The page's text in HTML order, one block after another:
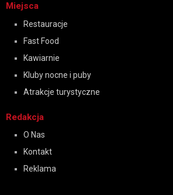
Miejsca
Restauracje
Fast Food
Kawiarnie
Kluby nocne i puby
Atrakcje turystyczne
Redakcja
O Nas
Kontakt
Reklama